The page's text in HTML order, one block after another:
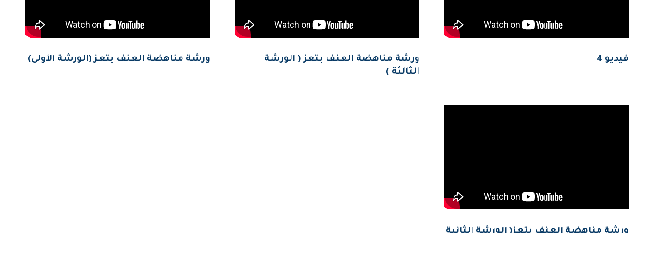
فيديو 4
ورشة مناهضة العنف بتعز ( الورشة
الثالثة )
ورشة مناهضة العنف بتعز (الورشة الأولى)
ورشة مناهضة العنف بتعز( الورشة الثانية